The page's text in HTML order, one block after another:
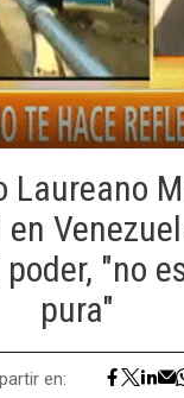
"no
pura"
en: